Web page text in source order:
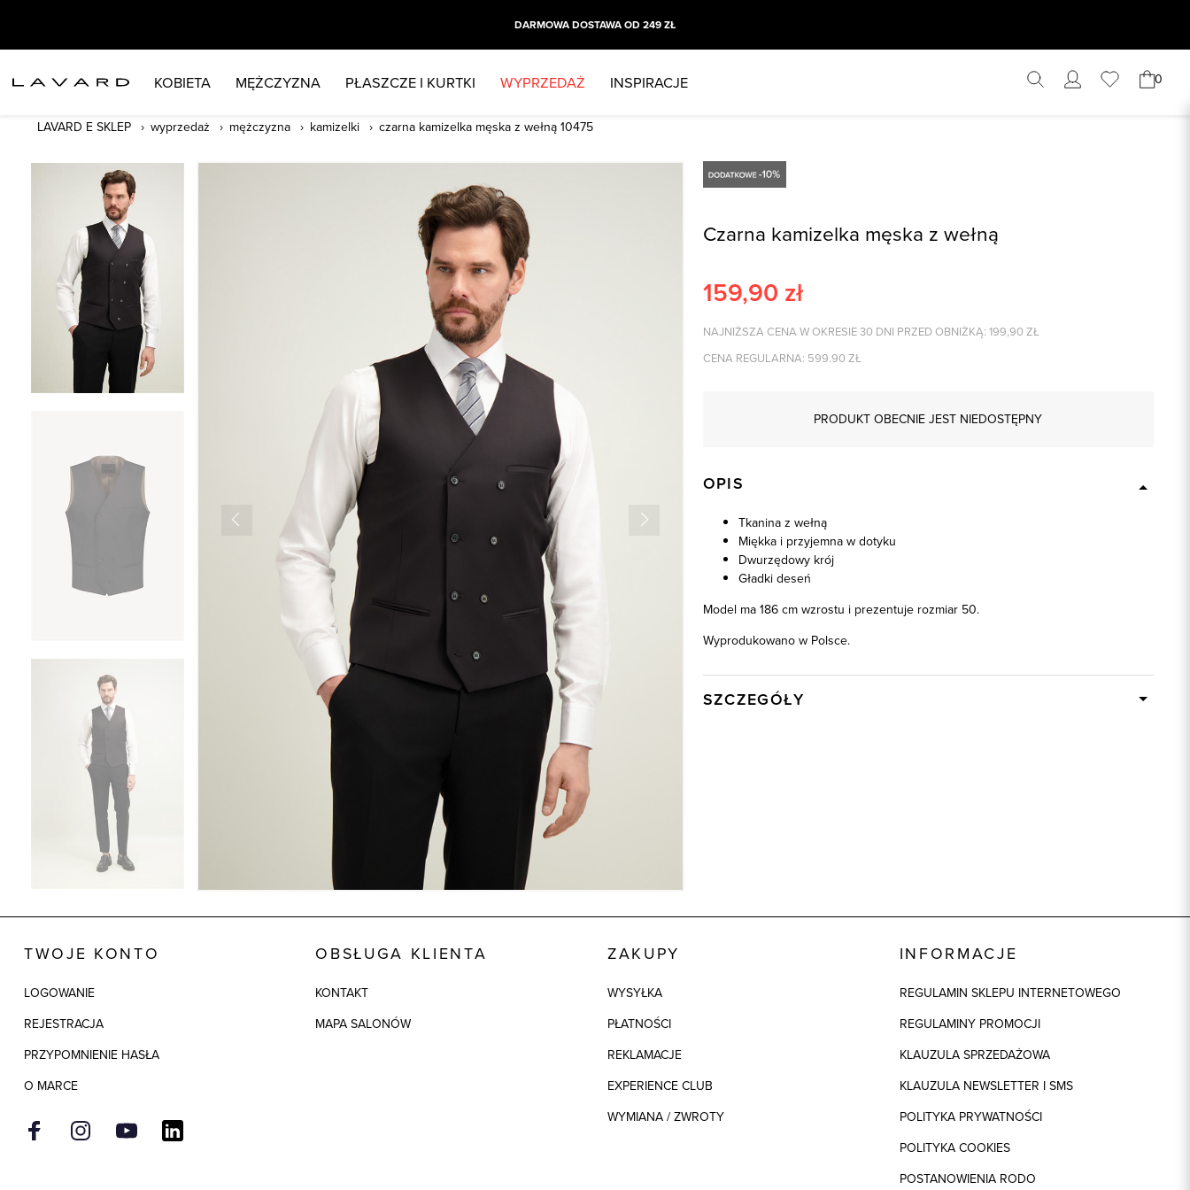
DARMOWA DOSTAWA OD 249 ZŁ
KOBIETA MĘŻCZYZNA PŁASZCZE I KURTKI WYPRZEDAŻ INSPIRACJE 0
LAVARD E SKLEP wyprzedaż mężczyzna kamizelki czarna kamizelka męska z wełną 10475
Czarna kamizelka męska z wełną
159,90 zł
NAJNIŻSZA CENA W OKRESIE 30 DNI PRZED OBNIŻKĄ: 199,90 ZŁ
CENA REGULARNA: 599.90 ZŁ
PRODUKT OBECNIE JEST NIEDOSTĘPNY
OPIS
Tkanina z wełną
Miękka i przyjemna w dotyku
Dwurzędowy krój
Gładki deseń
Model ma 186 cm wzrostu i prezentuje rozmiar 50.
Wyprodukowano w Polsce.
SZCZEGÓŁY
TWOJE KONTO
LOGOWANIE
REJESTRACJA
PRZYPOMNIENIE HASŁA
O MARCE
OBSŁUGA KLIENTA
KONTAKT
MAPA SALONÓW
ZAKUPY
WYSYŁKA
PŁATNOŚCI
REKLAMACJE
EXPERIENCE CLUB
WYMIANA / ZWROTY
INFORMACJE
REGULAMIN SKLEPU INTERNETOWEGO
REGULAMINY PROMOCJI
KLAUZULA SPRZEDAŻOWA
KLAUZULA NEWSLETTER I SMS
POLITYKA PRYWATNOŚCI
POLITYKA COOKIES
POSTANOWIENIA RODO